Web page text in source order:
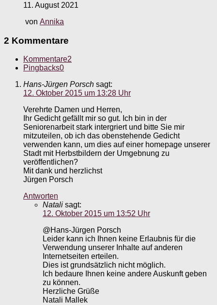
11. August 2021
von Annika
2 Kommentare
Kommentare2
Pingbacks0
Hans-Jürgen Porsch sagt:
12. Oktober 2015 um 13:28 Uhr
Verehrte Damen und Herren,
Ihr Gedicht gefällt mir so gut. Ich bin in der
Seniorenarbeit stark intergriert und bitte Sie mir
mitzuteilen, ob ich das obenstehende Gedicht
verwenden kann, um dies auf einer homepage unserer
Stadt mit Herbstbildern der Umgebnung zu
veröffentlichen?
Mit dank und herzlichst
Jürgen Porsch
Antworten
Natali sagt:
12. Oktober 2015 um 13:52 Uhr
@Hans-Jürgen Porsch
Leider kann ich Ihnen keine Erlaubnis für die
Verwendung unserer Inhalte auf anderen
Internetseiten erteilen.
Dies ist grundsätzlich nicht möglich.
Ich bedaure Ihnen keine andere Auskunft geben
zu können.
Herzliche Grüße
Natali Mallek